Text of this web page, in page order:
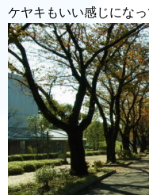
ケヤキもいい感じになっ